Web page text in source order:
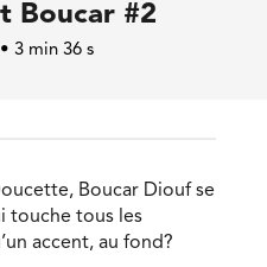
Boucar #2
3 min 36 s
Boucar Diouf se
touche tous les
accent, au fond?